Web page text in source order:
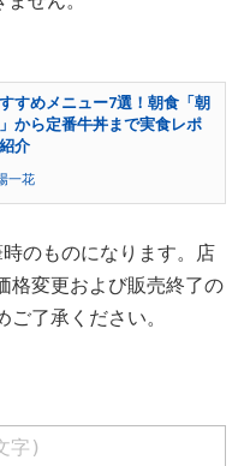
すめメニュー7選！朝食「朝
から定番牛丼まで実食レポ
介
一花
のものになります。店
格変更および販売終了の
ご了承ください。